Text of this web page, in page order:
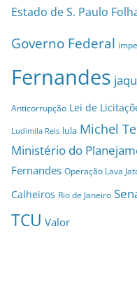
Estado de S. Paulo
Governo Federal
Fernandes
Anticorrupção Lei de
Ludimila Reis lula Michel
Ministério do
Fernandes Operação Lava
Calheiros Rio de Janeiro
TCU Valor